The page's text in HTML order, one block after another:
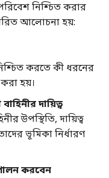
নিশ্চিত করার
আলোচনা হয়:
করতে কী ধরনের
হয়।
দায়িত্ব
উপস্থিতি, দায়িত্ব
ভূমিকা নির্ধারণ
করবেন